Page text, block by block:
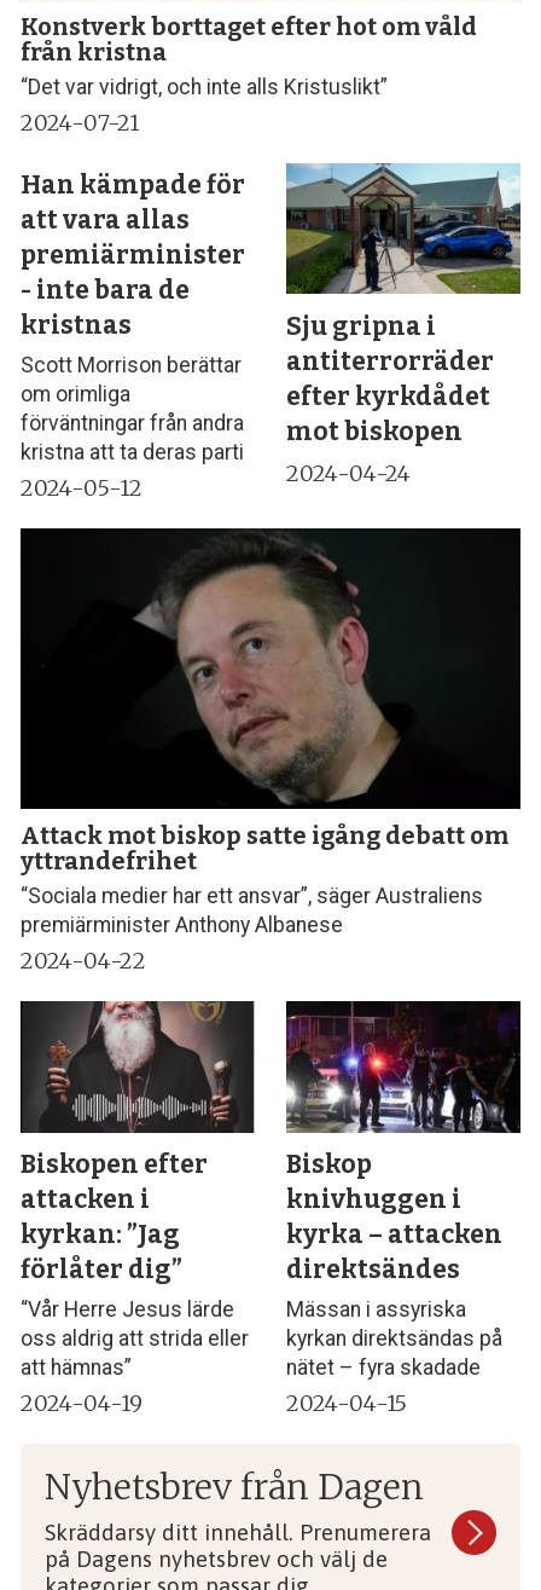
Konstverk borttaget efter hot om våld
från kristna
“Det var vidrigt, och inte alls Kristuslikt”
2024-07-21
Han kämpade för
att vara allas
premiärminister
- inte bara de
kristnas
Scott Morrison berättar
om orimliga
förväntningar från andra
kristna att ta deras parti
2024-05-12
Sju gripna i
antiterrorräder
efter kyrkdådet
mot biskopen
2024-04-24
Attack mot biskop satte igång debatt om
yttrandefrihet
“Sociala medier har ett ansvar”, säger Australiens
premiärminister Anthony Albanese
2024-04-22
Biskopen efter
attacken i
kyrkan: ”Jag
förlåter dig”
“Vår Herre Jesus lärde
oss aldrig att strida eller
att hämnas”
2024-04-19
Biskop
knivhuggen i
kyrka – attacken
direktsändes
Mässan i assyriska
kyrkan direktsändas på
nätet – fyra skadade
2024-04-15
Nyhetsbrev från Dagen
Skräddarsy ditt innehåll. Prenumerera
på Dagens nyhetsbrev och välj de